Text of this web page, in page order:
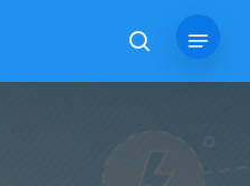
pretraga